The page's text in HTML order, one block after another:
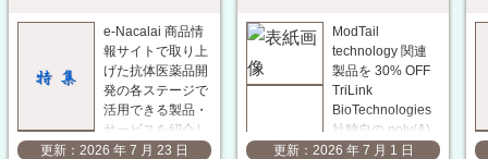
e-Nacalai 商品情
報サイトで取り上
げた抗体医薬品開
発の各ステージで
活用できる製品・
サービスを紹介し
ます。研究開発の
2026 年 7 月 23 日
ModTail
technology 関連
製品を 30% OFF
TriLink
BioTechnologies
社独自の poly(A)
tail 修飾技術
2026 年 7 月 1 日